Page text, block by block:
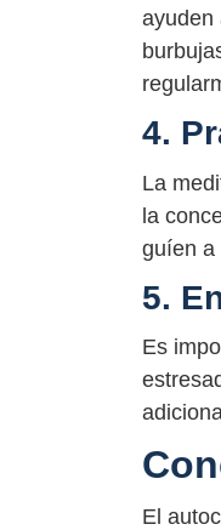
ayuden
4.
La
la
guíen a
5.
Es
El